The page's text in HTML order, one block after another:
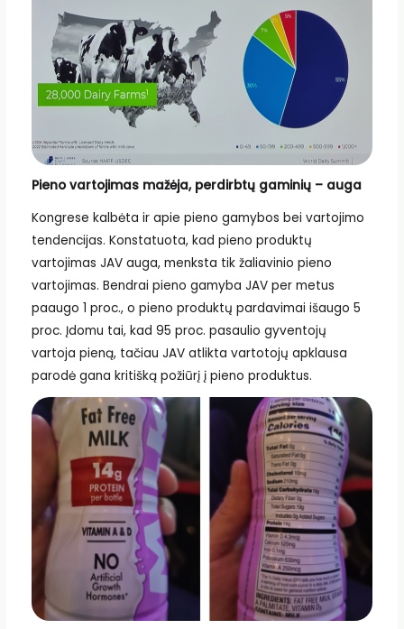
Pieno vartojimas mažėja, perdirbtų gaminių – auga
Kongrese kalbėta ir apie pieno gamybos bei vartojimo
tendencijas. Konstatuota, kad pieno produktų
vartojimas JAV auga, menksta tik žaliavinio pieno
vartojimas. Bendrai pieno gamyba JAV per metus
paaugo 1 proc., o pieno produktų pardavimai išaugo 5
proc. Įdomu tai, kad 95 proc. pasaulio gyventojų
vartoja pieną, tačiau JAV atlikta vartotojų apklausa
parodė gana kritišką požiūrį į pieno produktus.